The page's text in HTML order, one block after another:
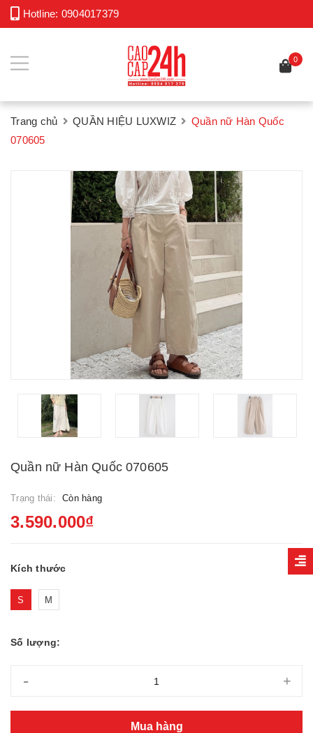
Hotline: 0904017379
0
Trang chủ QUẦN HIỆU LUXWIZ
Quần nữ Hàn Quốc
070605
Quần nữ Hàn Quốc 070605
Trạng thái: Còn hàng
3.590.000₫
Kích thước
S M
Số lượng:
- +
Mua hàng